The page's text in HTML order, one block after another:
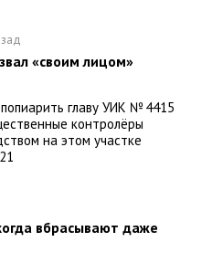
«своим лицом»
главу УИК № 4415
контролёры
на этом участке
вбрасывают даже